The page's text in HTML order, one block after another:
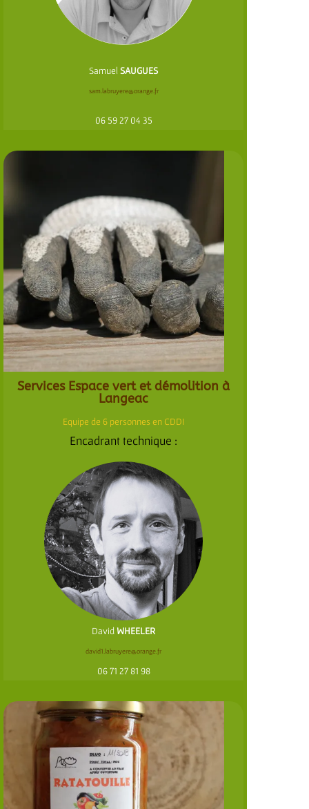
SamuelSAUGUES
sam.labruyere@orange.fr
06 59 27 04 35
Services Espace vert et démolition à
Langeac
Equipe de 6 personnes en CDDI
Encadrant technique :
David WHEELER
david1.labruyere@orange.fr
06 71 27 81 98